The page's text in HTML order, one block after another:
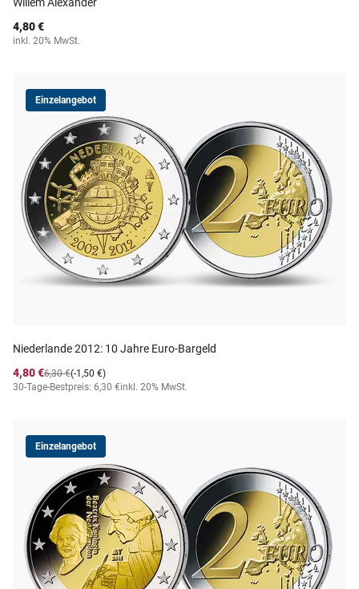
4,80 €
inkl. 20% MwSt.
Einzelangebot
Niederlande 2012: 10 Jahre Euro-Bargeld
4,80 €
(-1,50 €)
6,30 €
30-Tage-Bestpreis: 6,30 €inkl. 20% MwSt.
Einzelangebot